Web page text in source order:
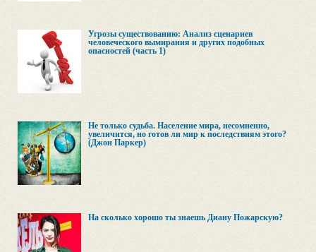
Угрозы существованию: Анализ сценариев
человеческого вымирания и других подобных
опасностей (часть 1)
Не только судьба. Население мира, несомненно,
увеличится, но готов ли мир к последствиям этого?
(Джон Паркер)
На сколько хорошо ты знаешь Диану Пожарскую?